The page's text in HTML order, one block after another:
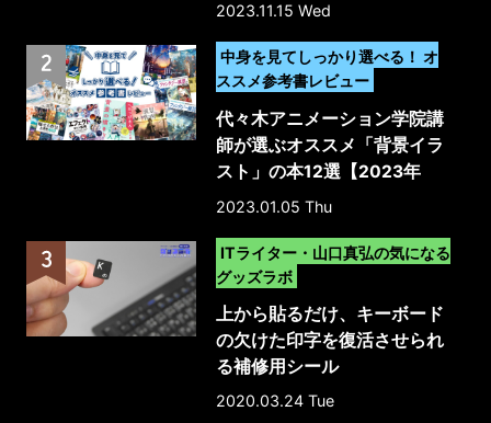
2023.11.15 Wed
中身を見てしっかり選べる！ オ
ススメ参考書レビュー
代々木アニメーション学院講
師が選ぶオススメ「背景イラ
スト」の本12選【2023年
版】
2023.01.05 Thu
ITライター・山口真弘の気になる
グッズラボ
上から貼るだけ、キーボード
の欠けた印字を復活させられ
る補修用シール
2020.03.24 Tue